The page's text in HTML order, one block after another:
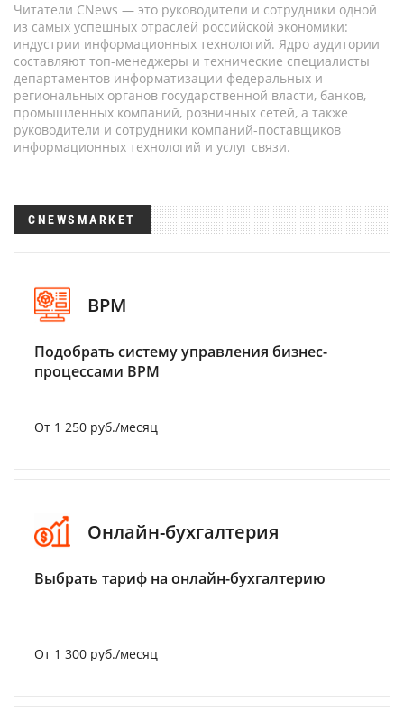
Читатели CNews — это руководители и сотрудники одной
из самых успешных отраслей российской экономики:
индустрии информационных технологий. Ядро аудитории
составляют топ-менеджеры и технические специалисты
департаментов информатизации федеральных и
региональных органов государственной власти, банков,
промышленных компаний, розничных сетей, а также
руководители и сотрудники компаний-поставщиков
информационных технологий и услуг связи.
CNEWSMARKET
BPM
Подобрать систему управления бизнес-
процессами BPM
От 1 250 руб./месяц
Онлайн-бухгалтерия
Выбрать тариф на онлайн-бухгалтерию
От 1 300 руб./месяц